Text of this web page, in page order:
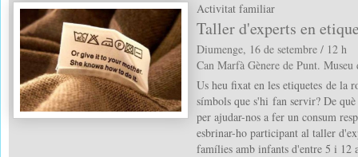
Activitat familiar
Taller d'experts en
Diumenge, 16 de setembre / 12 h
Can Marfà Gènere de Punt. Museu
Us heu fixat en les etiquetes de la
símbols que s'hi fan servir? De
per ajudar-nos a fer un consum
esbrinar-ho participant al taller
famílies amb infants d'entre 5 i